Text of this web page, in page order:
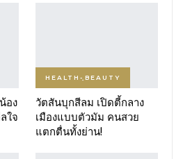
อง
ใจ
HEALTH-ฺBEAUTY
วัตสันบุกสีลม เปิดตี้กลาง
เมืองแบบตัวมัม คนสวย
แตกตื่นทั้งย่าน!